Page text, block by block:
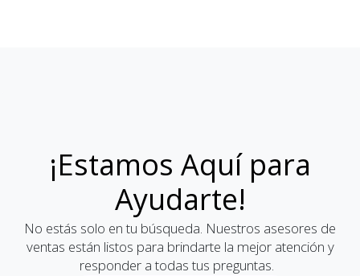
¡Estamos Aquí para
Ayudarte!
No estás solo en tu búsqueda. Nuestros asesores de
ventas están listos para brindarte la mejor atención y
responder a todas tus preguntas.